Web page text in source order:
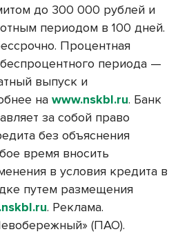
до 300 000 рублей и
периодом в 100 дней.
Процентная
периода —
выпуск и
на www.nskbl.ru. Банк
за собой право
без объяснения
время вносить
в условия кредита в
путем размещения
. Реклама.
(ПАО).